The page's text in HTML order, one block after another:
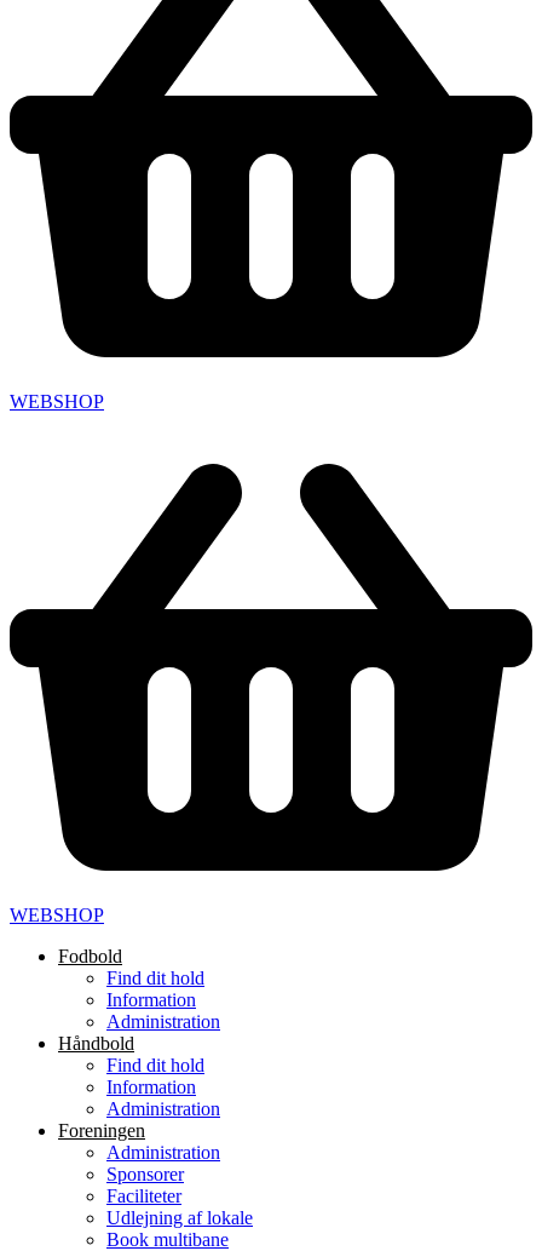
WEBSHOP
WEBSHOP
Fodbold
Find dit hold
Information
Administration
Håndbold
Find dit hold
Information
Administration
Foreningen
Administration
Sponsorer
Faciliteter
Udlejning af lokale
Book multibane